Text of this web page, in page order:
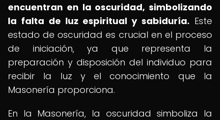
encuentran en la oscuridad, simbolizando
la falta de luz espiritual y sabiduría. Este
estado de oscuridad es crucial en el proceso
de iniciación, ya que representa la
preparación y disposición del individuo para
recibir la luz y el conocimiento que la
Masonería proporciona.
En la Masonería, la oscuridad simboliza la